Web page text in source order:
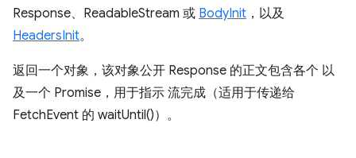
Response、ReadableStream 或 BodyInit ，以及
HeadersInit。
返回一个对象，该对象公开 Response 的正文包含各个 以
及一个 Promise，用于指示 流完成（适用于传递给
FetchEvent 的 waitUntil()）。